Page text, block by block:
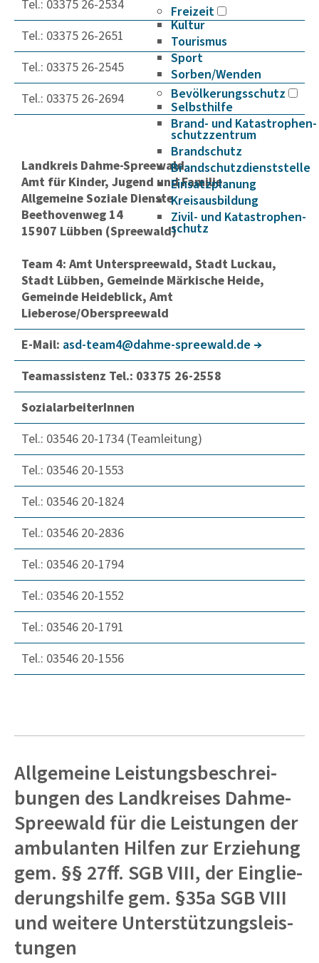
Freizeit
Kultur
Tourismus
Sport
Sorben/Wenden
Bevöl­ke­rungs­schutz
Selbst­hilfe
Brand- und Kata­s­tro­­phen­­
schutz­­zen­trum
Brand­schutz
Brand­schutz­dienst­stelle
Einsatz­pla­nung
Kreis­aus­­bil­­dung
Zivil- und Kata­s­tro­­phen­­
schutz
Tel.: 03375 26-2534
Tel.: 03375 26-2651
Tel.: 03375 26-2545
Tel.: 03375 26-2694
Landkreis Dahme-Spreewald
Amt für Kinder, Jugend und Familie
Allgemeine Soziale Dienste
Beethovenweg 14
15907 Lübben (Spreewald)
Team 4: Amt Unterspreewald, Stadt Luckau,
Stadt Lübben, Gemeinde Märkische Heide,
Gemeinde Heideblick, Amt
Lieberose/Oberspreewald
E-Mail: asd-team4@dahme-spree­wald.de
Teamassistenz Tel.: 03375 26-2558
SozialarbeiterInnen
Tel.: 03546 20-1734 (Teamleitung)
Tel.: 03546 20-1553
Tel.: 03546 20-1824
Tel.: 03546 20-2836
Tel.: 03546 20-1794
Tel.: 03546 20-1552
Tel.: 03546 20-1791
Tel.: 03546 20-1556
Allge­meine Leis­tungs­be­schrei­
bungen des Land­kreises Dahme-
Spree­wald für die Leis­tungen der
ambu­lanten Hilfen zur Erzie­hung
gem. §§ 27ff. SGB VIII, der Einglie­
de­rungs­hilfe gem. §35a SGB VIII
und weitere Unter­stüt­zungs­leis­
tungen